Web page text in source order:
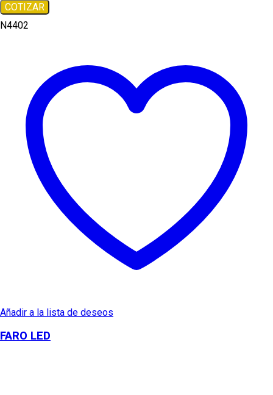
COTIZAR
N4402
Añadir a la lista de deseos
FARO LED